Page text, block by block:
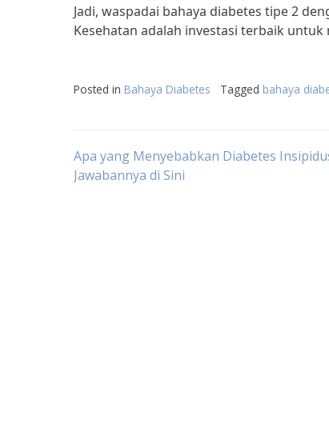
Jadi, waspadai bahaya diabetes tipe 2
Kesehatan adalah investasi terbaik untuk
Posted in Bahaya Diabetes Tagged bahaya
Post
Apa yang Menyebabkan Diabetes
Jawabannya di Sini